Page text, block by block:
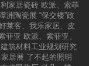
利家居瓷砖 欧派、索菲
洲陶瓷展 “保交楼”政
莱客、我乐家居、皮
菲亚 欧派、索菲亚、
筑材料工业规划研究
居展 了不起的照明